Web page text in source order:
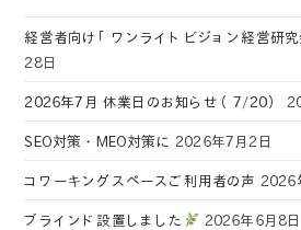
経営者向け「ワンライトビジョン経営研
28日
2026年7月 休業日のお知らせ（7/20）
SEO対策・MEO対策に 2026年7月2日
コワーキングスペースご利用者の声 2026
ブラインド設置しました 2026年6月8日